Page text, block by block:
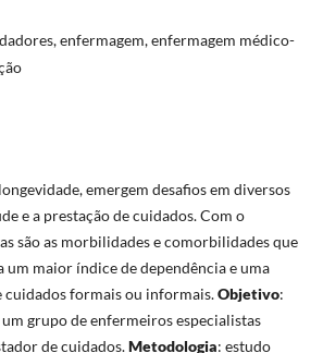
enfermagem, enfermagem médico-
emergem desafios em diversos
e a prestação de cuidados. Com o
são as morbilidades e comorbilidades que
um maior índice de dependência e uma
cuidados formais ou informais.Objetivo:
grupo de enfermeiros especialistas
de cuidados.Metodologia: estudo